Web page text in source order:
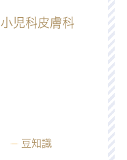
児科皮膚科
豆知識